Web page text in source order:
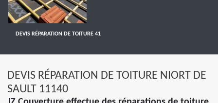
DEVIS RÉPARATION DE TOITURE 41
DEVIS RÉPARATION DE TOITURE NIORT DE
SAULT 11140